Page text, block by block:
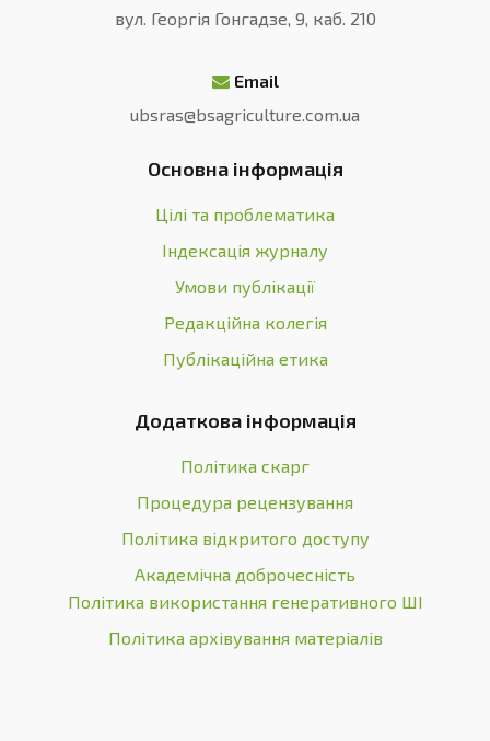
вул. Георгія Гонгадзе, 9, каб. 210
Email
ubsras@bsagriculture.com.ua
Основна інформація
Цілі та проблематика
Індексація журналу
Умови публікації
Редакційна колегія
Публікаційна етика
Додаткова інформація
Політика скарг
Процедура рецензування
Політика відкритого доступу
Академічна доброчесність
Політика використання генеративного ШІ
Політика архівування матеріалів